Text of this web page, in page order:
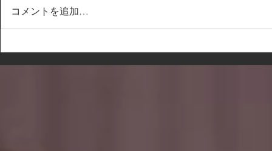
コメントを追加…